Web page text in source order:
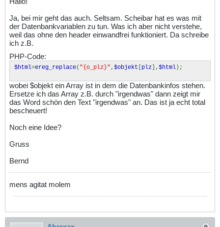
Ja, bei mir geht das auch. Seltsam. Scheibar hat es was mit
der Datenbankvariablen zu tun. Was ich aber nicht verstehe,
weil das ohne den header einwandfrei funktioniert. Da schreibe
ich z.B.
PHP-Code:
$html=ereg_replace( "{o_plz}" , $objekt [plz], $html);
wobei $objekt ein Array ist in dem die Datenbankinfos stehen.
Ersetze ich das Array z.B. durch "irgendwas" dann zeigt mir
das Word schön den Text "irgendwas" an. Das ist ja echt total
bescheuert!
Noch eine Idee?
Gruss
Bernd
mens agitat molem